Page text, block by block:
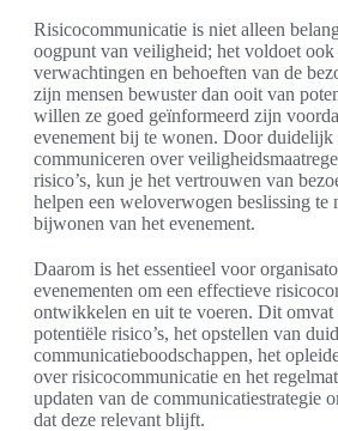
Risicocommunicatie is niet alleen
oogpunt van veiligheid; het voldoet ook
verwachtingen en behoeften van de
zijn mensen bewuster dan ooit van
willen ze goed geïnformeerd zijn
evenement bij te wonen. Door duidelijk
communiceren over
risico’s, kun je het vertrouwen van
helpen een weloverwogen beslissing te
bijwonen van het evenement.
Daarom is het essentieel voor
evenementen om een effectieve
ontwikkelen en uit te voeren. Dit omvat
potentiële risico’s, het opstellen van
communicatieboodschappen, het
over risicocommunicatie en het
updaten van de communicatiestrategie
dat deze relevant blijft.